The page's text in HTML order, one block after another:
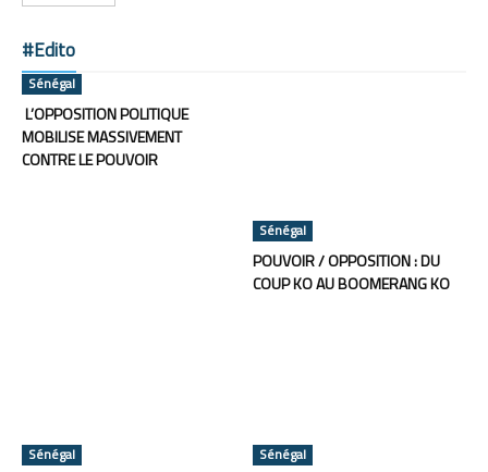
#Edito
Sénégal
L’OPPOSITION POLITIQUE
MOBILISE MASSIVEMENT
CONTRE LE POUVOIR
Sénégal
POUVOIR / OPPOSITION : DU
COUP KO AU BOOMERANG KO
Sénégal Sénégal